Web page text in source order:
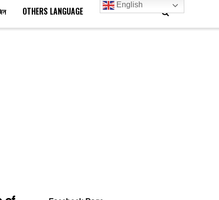
OTHERS LANGUAGE
English